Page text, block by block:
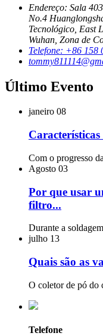
Endereço: Sala
No.4
Tecnológico, East
Wuhan, Zona de
Telefone: +86 158
Último Evento
janeiro 08
Características
Com o progresso
Agosto 03
Por que usar
filtro...
Durante a
julho 13
Quais são as
O coletor de pó do
Telefone